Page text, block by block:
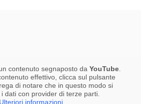
contenuto segnaposto da YouTube
effettivo, clicca sul pulsante
di notare che in questo modo si
dati con provider di terze parti.
Ulteriori informazioni